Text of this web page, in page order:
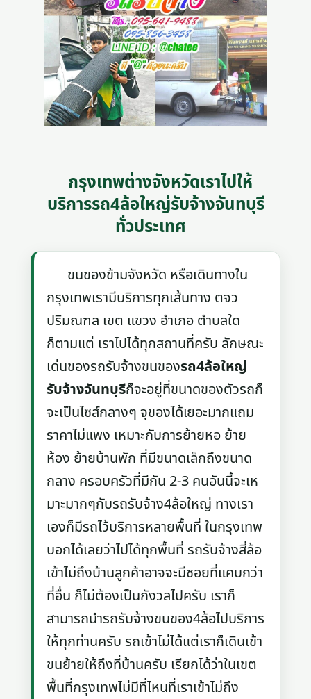
กรุงเทพต่างจังหวัดเราไปให้
บริการรถ4ล้อใหญ่รับจ้างจันทบุรี
ทั่วประเทศ
ขนของข้ามจังหวัด หรือเดินทางใน
กรุงเทพเรามีบริการทุกเส้นทาง ตจว
ปริมณฑล เขต แขวง อำเภอ ตำบลใด
ก็ตามแต่ เราไปได้ทุกสถานที่ครับ ลักษณะ
เด่นของรถรับจ้างขนของรถ4ล้อใหญ่
รับจ้างจันทบุรีก็จะอยู่ที่ขนาดของตัวรถก็
จะเป็นไซส์กลางๆ จุของได้เยอะมากแถม
ราคาไม่แพง เหมาะกับการย้ายหอ ย้าย
ห้อง ย้ายบ้านพัก ที่มีขนาดเล็กถึงขนาด
กลาง ครอบครัวที่มีกัน 2-3 คนอันนี้จะเห
มาะมากๆกับรถรับจ้าง4ล้อใหญ่ ทางเรา
เองก็มีรถไว้บริการหลายพื้นที่ ในกรุงเทพ
บอกได้เลยว่าไปได้ทุกพื้นที่ รถรับจ้างสี่ล้อ
เข้าไม่ถึงบ้านลูกค้าอาจจะมีซอยที่แคบกว่า
ที่อื่น ก็ไม่ต้องเป็นกังวลไปครับ เราก็
สามารถนำรถรับจ้างขนของ4ล้อไปบริการ
ให้ทุกท่านครับ รถเข้าไม่ได้แต่เราก็เดินเข้า
ขนย้ายให้ถึงที่บ้านครับ เรียกได้ว่าในเขต
พื้นที่กรุงเทพไม่มีที่ไหนที่เราเข้าไม่ถึง